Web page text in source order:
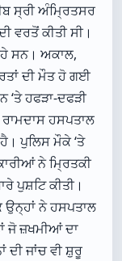
ਸ੍ਰੀ ਅੰਮ੍ਰਿਤਸਰ
ਵਰਤੋਂ ਕੀਤੀ ਸੀ।
ਸਨ। ਅਕਾਲ,
ਦੀ ਮੌਤ ਹੋ ਗਈ
ਹਫੜਾ-ਦਫੜੀ
ਹਸਪਤਾਲ
ਪੁਲਿਸ ਮੌਕੇ ‘ਤੇ
ਨੇ ਮ੍ਰਿਤਕੀ
ਪੁਸ਼ਟਿ ਕੀਤੀ।
ਉਨ੍ਹਾਂ ਨੇ ਹਸਪਤਾਲ
ਜੋ ਜ਼ਖਮੀਆਂ ਦਾ
ਦੀ ਜਾਂਚ ਵੀ ਸ਼ੁਰੂ